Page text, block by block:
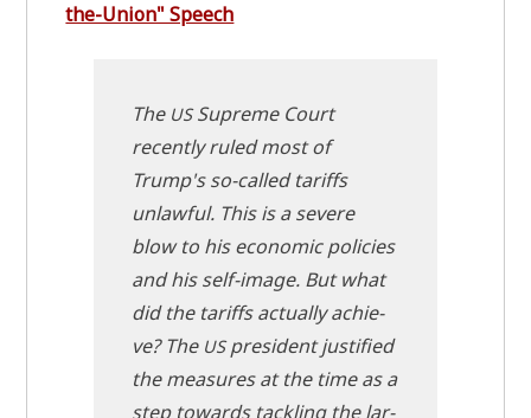
the-Uni­on" Speech
The USSupre­me Court
recent­ly ruled most of
Trump's so-cal­led tariffs
unlawful. This is a seve­re
blow to his eco­no­mic poli­ci­es
and his self-image. But what
did the tariffs actual­ly achie­
ve? The USpre­si­dent justi­fi­ed
the mea­su­res at the time as a
step towards tack­ling the lar­